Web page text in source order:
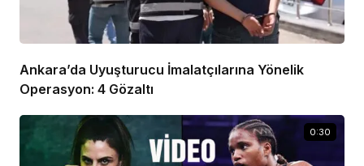
Ankara’da Uyuşturucu İmalatçılarına Yönelik
Operasyon: 4 Gözaltı
0:30